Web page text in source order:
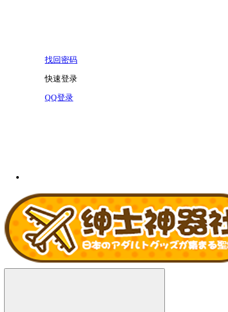
找回密码
快速登录
QQ登录